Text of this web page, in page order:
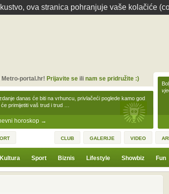
ova stranica pohranjuje vaše kolačiće
horoskop →
danas će biti na vrhuncu, privlačeći poglede kamo god
primijetiti vaš trud i trud …
Metro-portal.hr! Prijavite seili nam se pridružite :)
CLUB GALERIJE VIDEO
Kultura Sport Biznis Lifestyle Showbiz Fun